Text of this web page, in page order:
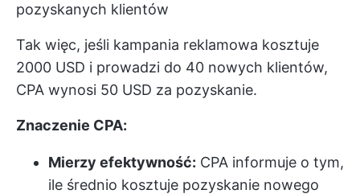
pozyskanych klientów
Tak więc, jeśli kampania reklamowa kosztuje
2000 USD i prowadzi do 40 nowych klientów,
CPA wynosi 50 USD za pozyskanie.
Znaczenie CPA:
Mierzy efektywność: CPA informuje o tym,
ile średnio kosztuje pozyskanie nowego